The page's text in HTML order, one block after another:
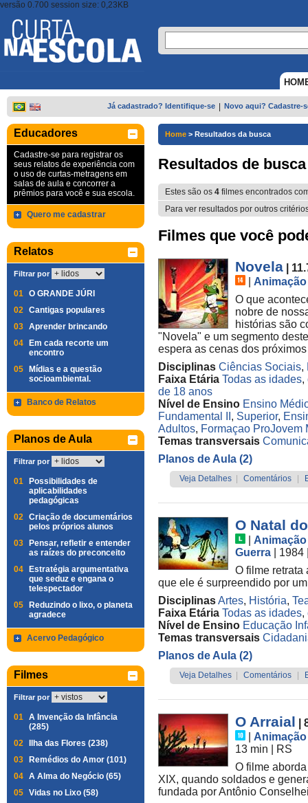
versão 0.700 session size: 0,23KB
Já cadastrado? Identifique-se Novo aqui? Cadastre-
Educadores
Cadastre-se para registrar os
seus relatos de experiência com
o uso de curtas-metragens em
salas de aula e concorrer a
prêmios para você e sua escola.
Quero me cadastrar
Relatos
Filtrar por
01 O GRANDE JÚRI
02 Cantigas populares
03 Aprender brincando
04
Em cada recorte um
encontro
05
Mídias e a questão
socioambiental.
Banco de Relatos
Planos de Aula
Filtrar por
01
Possibilidades de
aplicabilidades
pedagógicas
02 Criação de documentários
pelos próprios alunos
03
Pensar, refletir e entender
as raízes do preconceito
04
Estratégia argumentativa
que seduz e engana o
telespectador
05
Reduzindo o lixo, o planeta
agradece
Acervo Pedagógico
Filmes
Filtrar por
01 A Invenção da Infância
(285)
02
Ilha das Flores (238)
03
Remédios do Amor (101)
04 A Alma do Negócio (65)
05 Vidas no Lixo (58)
Home > Resultados da busca
Resultados de busca
Estes são os 4 filmes encontrados
Para ver resultados por outros
Filmes que você
Novela
|
Animação
O que
nobre de
histórias são
"Novela" e um segmento
espera as cenas dos próximos
Disciplinas Ciências Sociais,
Faixa Etária Todas as idades,
de 18 anos
Nível de Ensino Ensino
Fundamental II , Superior,
Adultos, Formaçao ProJovem
Temas transversais
Planos de Aula (2)
Veja Detalhes Comentários
O Natal
Animação
Guerra
| 1984
O filme retrata
que ele é surpreendido por
DisciplinasArtes, História,
Faixa Etária Todas as idades,
Nível de Ensino Educação
Temas transversais
Planos de Aula (2)
Veja Detalhes Comentários
O Arraial
|
Animação
13 min
RS
O filme
XIX, quando soldados e
fundada por Antônio